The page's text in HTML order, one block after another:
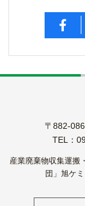
〒882-
TEL：
産業廃棄物収集運搬
団」旭ケ